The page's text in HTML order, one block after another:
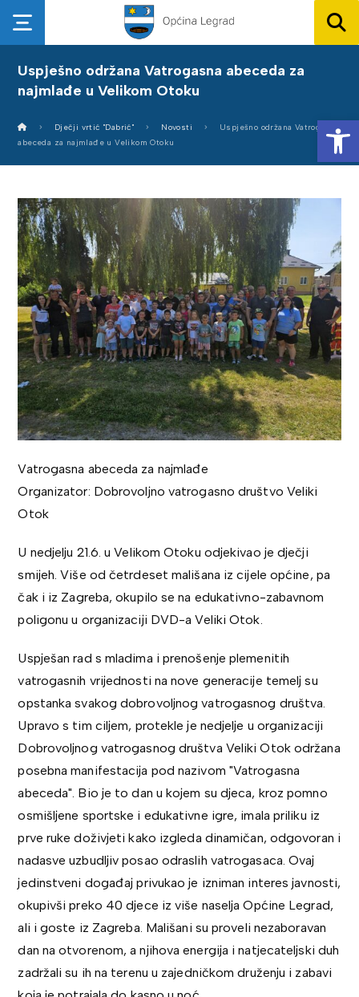
Uspješno održana Vatrogasna abeceda za
najmlađe u Velikom Otoku
Dječji vrtić "Dabrić" Novosti
Uspješno održana Vatrogasna
abeceda za najmlađe u Velikom Otoku
Vatrogasna abeceda za najmlađe
Organizator: Dobrovoljno vatrogasno društvo Veliki
Otok
U nedjelju 21.6. u Velikom Otoku odjekivao je dječji
smijeh. Više od četrdeset mališana iz cijele općine, pa
čak i iz Zagreba, okupilo se na edukativno-zabavnom
poligonu u organizaciji DVD-a Veliki Otok.
Uspješan rad s mladima i prenošenje plemenitih
vatrogasnih vrijednosti na nove generacije temelj su
opstanka svakog dobrovoljnog vatrogasnog društva.
Upravo s tim ciljem, protekle je nedjelje u organizaciji
Dobrovoljnog vatrogasnog društva Veliki Otok održana
posebna manifestacija pod nazivom "Vatrogasna
abeceda". Bio je to dan u kojem su djeca, kroz pomno
osmišljene sportske i edukativne igre, imala priliku iz
prve ruke doživjeti kako izgleda dinamičan, odgovoran i
nadasve uzbudljiv posao odraslih vatrogasaca. Ovaj
jedinstveni događaj privukao je izniman interes javnosti,
okupivši preko 40 djece iz više naselja Općine Legrad,
ali i goste iz Zagreba. Mališani su proveli nezaboravan
dan na otvorenom, a njihova energija i natjecateljski duh
zadržali su ih na terenu u zajedničkom druženju i zabavi